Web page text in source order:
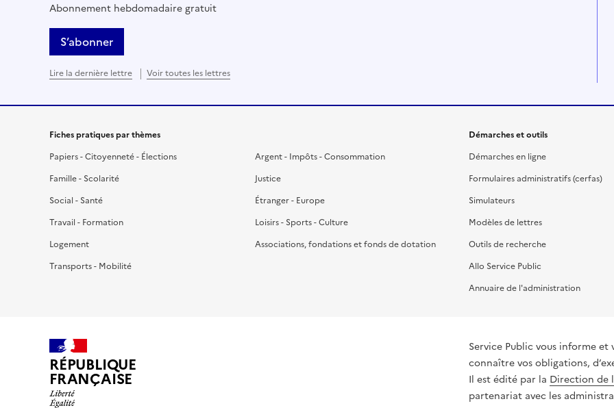
Abonnement hebdomadaire gratuit
S’abonner
Lire la dernière lettre Voir toutes les lettres
Fiches pratiques par thèmes
Papiers - Citoyenneté - Élections
Famille - Scolarité
Social - Santé
Travail - Formation
Logement
Transports - Mobilité
Argent - Impôts - Consommation
Justice
Étranger - Europe
Loisirs - Sports - Culture
Associations, fondations et fonds de dotation
Démarches et outils
Démarches en ligne
Formulaires administratifs (cerfas)
Simulateurs
Modèles de lettres
Outils de recherche
Allo Service Public
Annuaire de l'administration
RÉPUBLIQUE
FRANÇAISE
Service Public vous informe
connaître vos obligations,
Il est édité par la Direction de
partenariat avec les